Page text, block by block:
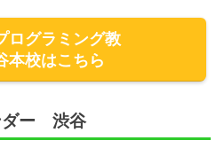
ログラミング教
校はこちら
ダー 渋谷